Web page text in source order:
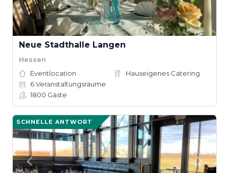
Neue Stadthalle Langen
Hessen
Eventlocation
Hauseigenes Catering
6Veranstaltungsräume
1800 Gäste
SCHNELLE ANTWORT